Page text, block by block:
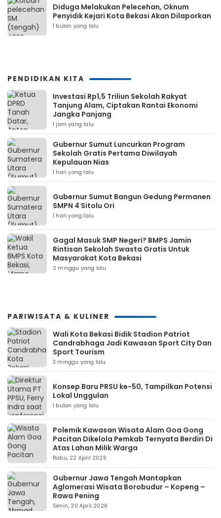
Diduga Melakukan Pelecehan, Oknum
Penyidik Kejari Kota Bekasi Akan Dilaporkan
1 bulan yang lalu
PENDIDIKAN KITA
Investasi Rp1,5 Triliun Sekolah Rakyat
Tanjung Alam, Ciptakan Rantai Ekonomi
Jangka Panjang
1 jam yang lalu
Gubernur Sumut Luncurkan Program
Sekolah Gratis Pertama Diwilayah
Kepulauan Nias
1 hari yang lalu
Gubernur Sumut Bangun Gedung Permanen
SMPN 4 Sitolu Ori
1 hari yang lalu
Gagal Masuk SMP Negeri? BMPS Jamin
Rintisan Sekolah Swasta Gratis Untuk
Masyarakat Kota Bekasi
2 minggu yang lalu
PARIWISATA & KULINER
Wali Kota Bekasi Bidik Stadion Patriot
Candrabhaga Jadi Kawasan Sport City Dan
Sport Tourism
3 minggu yang lalu
Konsep Baru PRSU ke-50, Tampilkan Potensi
Lokal Unggulan
1 bulan yang lalu
Polemik Kawasan Wisata Alam Goa Gong
Pacitan Dikelola Pemkab Ternyata Berdiri Di
Atas Lahan Milik Warga
Rabu, 22 April 2026
Gubernur Jawa Tengah Mantapkan
Aglomerasi Wisata Borobudur – Kopeng –
Rawa Pening
Senin, 20 April 2026